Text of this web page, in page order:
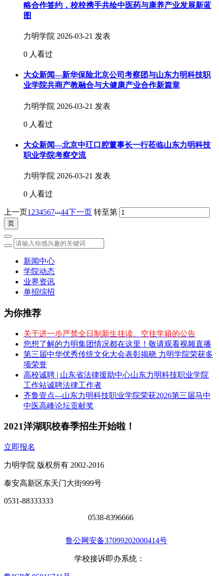
略合作签约，校校携手共绘中医药与康养产业发展新蓝
图
力明学院 2026-03-21 发表
0 人看过
大众新闻---新华保险北京公司考察团与山东力明科技职
业学院共商产教融合与大健康产业合作新篇章
力明学院 2026-03-21 发表
0 人看过
大众新闻---北京中玒口腔董事长一行莅临山东力明科技
职业学院考察交流
力明学院 2026-03-21 发表
0 人看过
上一页1 234567...44下一页 转至第
新闻中心
学院动态
业界资讯
单招综招
为你推荐
关于进一步严禁全日制新生挂读、空挂学籍的公告
您想了解的力明集团情况都在这里！敬请观看视频直播
第三届中华优秀传统文化大会表彰揭晓 力明学院荣获多
项荣誉
高校诚聘 | 山东省法律援助中心山东力明科技职业学院
工作站诚聘法律工作者
齐鲁壹点---山东力明科技职业学院荣获2026第三届马中
中医高峰论坛贡献奖
2021洋湖职校春季招生开始啦！
立即报名
力明学院 版权所有 2002-2016
泰安高新区东天门大街999号
0531-88333333
0538-8396666
鲁公网安备37099202000414号
学校接诉即办系统：